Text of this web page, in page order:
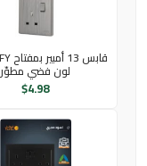
لون فضي مطوّر
$4.98